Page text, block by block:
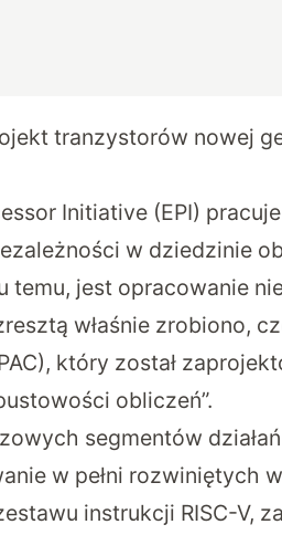
tranzystorów nowej
Initiative (EPI)
w dziedzinie
temu, jest opracowanie
właśnie zrobiono,
który został
obliczeń”.
segmentów
w pełni rozwiniętych
instrukcji RISC-V,